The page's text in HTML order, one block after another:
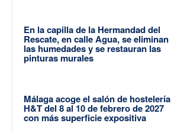
En la capilla de la Hermandad del
Rescate, en calle Agua, se eliminan
las humedades y se restauran las
pinturas murales
Málaga acoge el salón de hostelería
H&T del 8 al 10 de febrero de 2027
con más superficie expositiva